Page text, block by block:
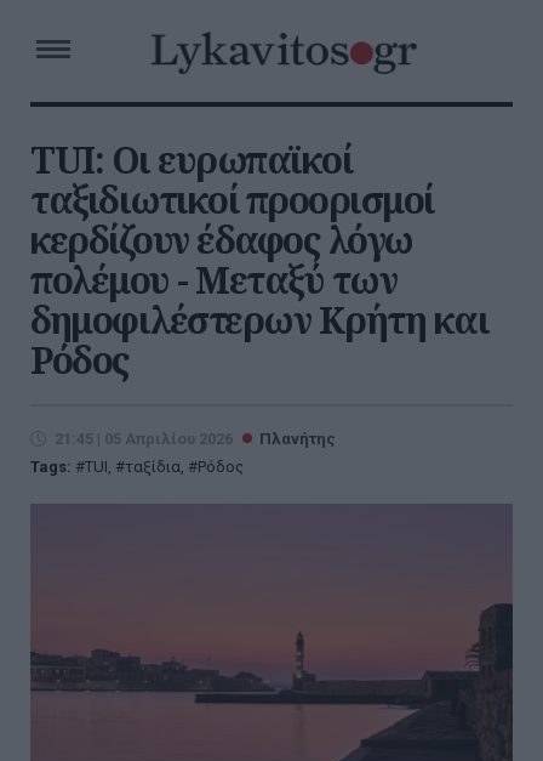
TUI: Οι ευρωπαϊκοί
ταξιδιωτικοί προορισμοί
κερδίζουν έδαφος λόγω
πολέμου - Μεταξύ των
δημοφιλέστερων Κρήτη και
Ρόδος
21:45 | 05 Απριλίου 2026
Πλανήτης
Tags:
TUI, ταξίδια, Ρόδος